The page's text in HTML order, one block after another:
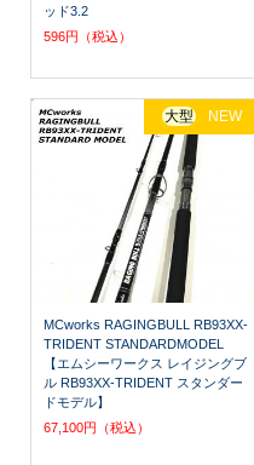
ッド3.2
596円（税込）
MCworks RAGINGBULL RB93XX-
TRIDENT STANDARDMODEL
【エムシーワークス レイジングブ
ル RB93XX-TRIDENT スタンダー
ドモデル】
67,100円（税込）
大型 NEW